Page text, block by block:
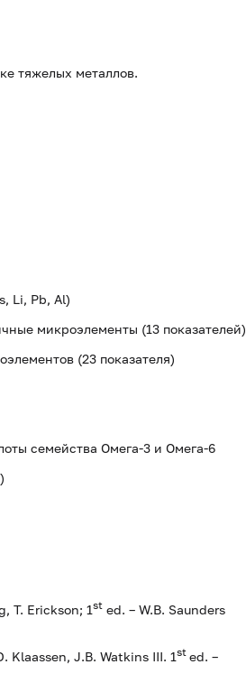
тяжелых металлов.
Li, Pb, Al)
микроэлементы (13 показателей)
(23 показателя)
семейства Омега-3 и Омега-6
T. Erickson; 1st ed. – W.B. Saunders
Klaassen, J.B. Watkins III. 1st ed. –